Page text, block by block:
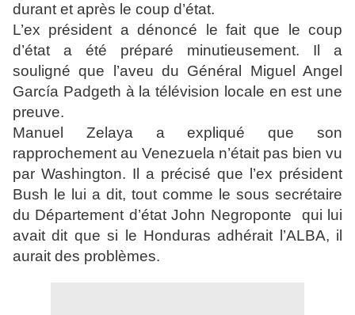
durant et après le coup d’état.
L’ex président a dénoncé le fait que le coup
d’état a été préparé minutieusement. Il a
souligné que l’aveu du Général Miguel Angel
García Padgeth à la télévision locale en est une
preuve.
Manuel Zelaya a expliqué que son
rapprochement au Venezuela n’était pas bien vu
par Washington. Il a précisé que l’ex président
Bush le lui a dit, tout comme le sous secrétaire
du Département d’état John Negroponte qui lui
avait dit que si le Honduras adhérait l’ALBA, il
aurait des problèmes.